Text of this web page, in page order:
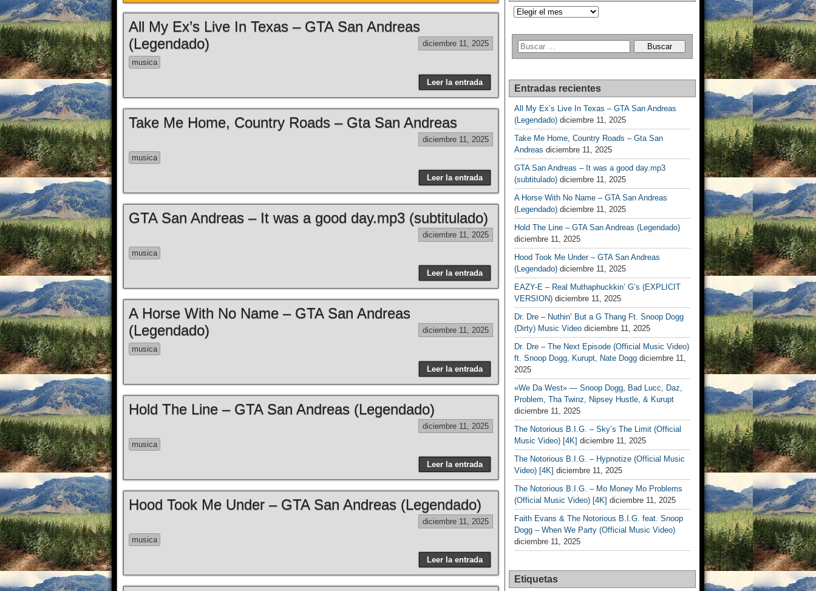
All My Ex’s Live In Texas – GTA San Andreas
(Legendado)
diciembre 11, 2025
musica
Leer la entrada
Take Me Home, Country Roads – Gta San Andreas
diciembre 11, 2025
musica
Leer la entrada
GTA San Andreas – It was a good day.mp3 (subtitulado)
diciembre 11, 2025
musica
Leer la entrada
A Horse With No Name – GTA San Andreas
(Legendado)
diciembre 11, 2025
musica
Leer la entrada
Hold The Line – GTA San Andreas (Legendado)
diciembre 11, 2025
musica
Leer la entrada
Hood Took Me Under – GTA San Andreas (Legendado)
diciembre 11, 2025
musica
Leer la entrada
Archivos
Entradas recientes
All My Ex’s Live In Texas – GTA San Andreas
(Legendado) diciembre 11, 2025
Take Me Home, Country Roads – Gta San
Andreas diciembre 11, 2025
GTA San Andreas – It was a good day.mp3
(subtitulado) diciembre 11, 2025
A Horse With No Name – GTA San Andreas
(Legendado) diciembre 11, 2025
Hold The Line – GTA San Andreas (Legendado)
diciembre 11, 2025
Hood Took Me Under – GTA San Andreas
(Legendado) diciembre 11, 2025
EAZY-E – Real Muthaphuckkin’ G’s (EXPLICIT
VERSION) diciembre 11, 2025
Dr. Dre – Nuthin’ But a G Thang Ft. Snoop Dogg
(Dirty) Music Video diciembre 11, 2025
Dr. Dre – The Next Episode (Official Music Video)
ft. Snoop Dogg, Kurupt, Nate Dogg diciembre 11,
2025
«We Da West» — Snoop Dogg, Bad Lucc, Daz,
Problem, Tha Twinz, Nipsey Hustle, & Kurupt
diciembre 11, 2025
The Notorious B.I.G. – Sky’s The Limit (Official
Music Video) [4K] diciembre 11, 2025
The Notorious B.I.G. – Hypnotize (Official Music
Video) [4K] diciembre 11, 2025
The Notorious B.I.G. – Mo Money Mo Problems
(Official Music Video) [4K] diciembre 11, 2025
Faith Evans & The Notorious B.I.G. feat. Snoop
Dogg – When We Party (Official Music Video)
diciembre 11, 2025
Etiquetas